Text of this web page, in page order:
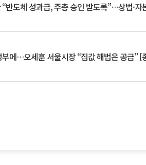
반도체 성과급, 주총 승인 받도록”…상법·자
에…오세훈 서울시장 “집값 해법은 공급” [